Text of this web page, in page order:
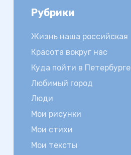
Рубрики
Жизнь наша российская
Красота вокруг нас
Куда пойти в Петербурге
Любимый город
Люди
Мои рисунки
Мои стихи
Мои тексты